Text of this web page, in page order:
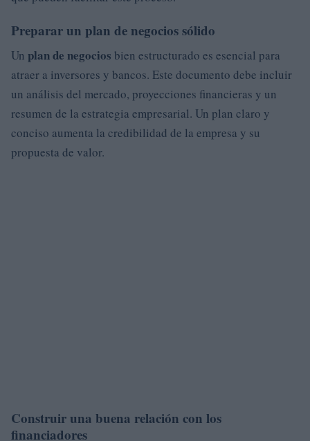
Preparar un plan de negocios sólido
Un plan de negocios bien estructurado es esencial para
atraer a inversores y bancos. Este documento debe incluir
un análisis del mercado, proyecciones financieras y un
resumen de la estrategia empresarial. Un plan claro y
conciso aumenta la credibilidad de la empresa y su
propuesta de valor.
Construir una buena relación con los
financiadores